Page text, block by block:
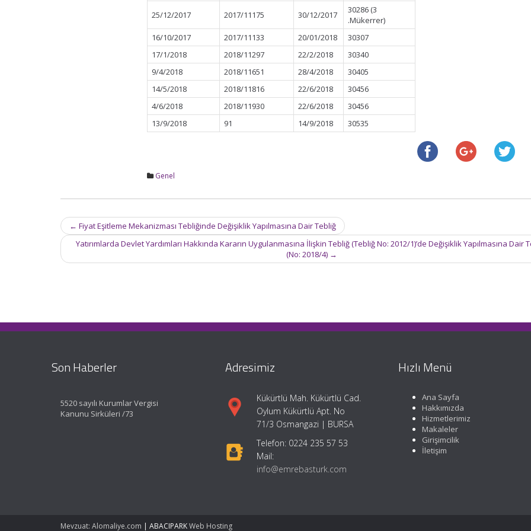
25/12/2017 2017/11175 30/12/2017
30286 (3
.Mükerrer)
16/10/2017
2017/11133 20/01/2018
30307
17/1/2018
2018/11297 22/2/2018
30340
9/4/2018
2018/11651 28/4/2018
30405
14/5/2018
2018/11816 22/6/2018
30456
4/6/2018
2018/11930 22/6/2018
30456
13/9/2018
91 14/9/2018 30535
Genel
Post
navigation
← Fiyat Eşitleme Mekanizması Tebliğinde Değişiklik Yapılmasına Dair Tebliğ
Yatırımlarda Devlet Yardımları Hakkında Kararın Uygulanmasına İlişkin Tebliğ (Tebliğ No: 2012/1)’de Değişiklik Yapılmasına Dair
(No: 2018/4) →
Son Haberler
5520 sayılı Kurumlar Vergisi
Kanunu Sirküleri /73
Adresimiz
Kükürtlü Mah. Kükürtlü Cad.
Oylum Kükürtlü Apt. No
71/3 Osmangazi | BURSA
Telefon: 0224 235 57 53
Mail:
info@emrebasturk.com
Hızlı Menü
Ana Sayfa
Hakkımızda
Hizmetlerimiz
Makaleler
Girişimcilik
İletişim
Mevzuat: Alomaliye.com | ABACIPARKWeb Hosting